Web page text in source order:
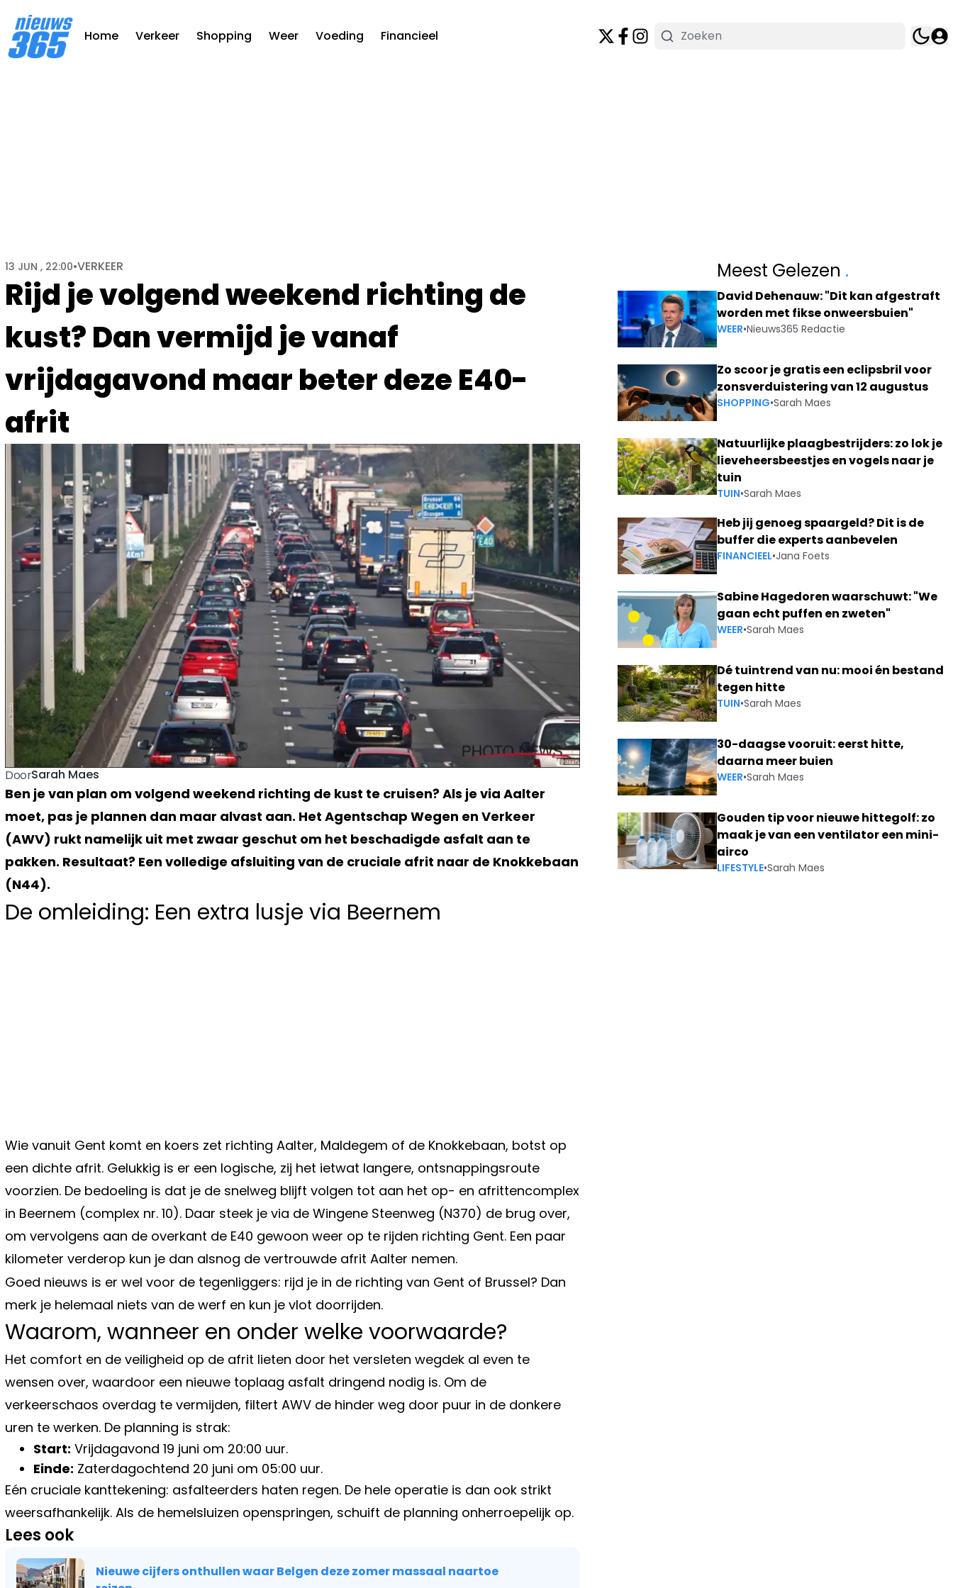
Home Verkeer Shopping Weer Voeding Financieel
Rijd je volgend weekend richting de
kust? Dan vermijd je vanaf
vrijdagavond maar beter deze E40-
afrit
13 JUN , 22:00•VERKEER
DoorSarah Maes
Ben je van plan om volgend weekend richting de kust te cruisen? Als je via Aalter
moet, pas je plannen dan maar alvast aan. Het Agentschap Wegen en Verkeer
(AWV) rukt namelijk uit met zwaar geschut om het beschadigde asfalt aan te
pakken. Resultaat? Een volledige afsluiting van de cruciale afrit naar de Knokkebaan
(N44).
De omleiding: Een extra lusje via Beernem
Wie vanuit Gent komt en koers zet richting Aalter, Maldegem of de Knokkebaan, botst op
een dichte afrit. Gelukkig is er een logische, zij het ietwat langere, ontsnappingsroute
voorzien. De bedoeling is dat je de snelweg blijft volgen tot aan het op- en afrittencomplex
in Beernem (complex nr. 10). Daar steek je via de Wingene Steenweg (N370) de brug over,
om vervolgens aan de overkant de E40 gewoon weer op te rijden richting Gent. Een paar
kilometer verderop kun je dan alsnog de vertrouwde afrit Aalter nemen.
Goed nieuws is er wel voor de tegenliggers: rijd je in de richting van Gent of Brussel? Dan
merk je helemaal niets van de werf en kun je vlot doorrijden.
Waarom, wanneer en onder welke voorwaarde?
Het comfort en de veiligheid op de afrit lieten door het versleten wegdek al even te
wensen over, waardoor een nieuwe toplaag asfalt dringend nodig is. Om de
verkeerschaos overdag te vermijden, filtert AWV de hinder weg door puur in de donkere
uren te werken. De planning is strak:
Start: Vrijdagavond 19 juni om 20:00 uur.
Einde: Zaterdagochtend 20 juni om 05:00 uur.
Eén cruciale kanttekening: asfalteerders haten regen. De hele operatie is dan ook strikt
weersafhankelijk. Als de hemelsluizen openspringen, schuift de planning onherroepelijk op.
Lees ook
Nieuwe cijfers onthullen waar Belgen deze zomer massaal naartoe
Meest Gelezen .
David Dehenauw: "Dit kan afgestraft
worden met fikse onweersbuien"
WEER•Nieuws365 Redactie
Zo scoor je gratis een eclipsbril voor
zonsverduistering van 12 augustus
SHOPPING•Sarah Maes
Natuurlijke plaagbestrijders: zo lok je
lieveheersbeestjes en vogels naar je
tuin
TUIN•Sarah Maes
Heb jij genoeg spaargeld? Dit is de
buffer die experts aanbevelen
FINANCIEEL•Jana Foets
Sabine Hagedoren waarschuwt: "We
gaan echt puffen en zweten"
WEER•Sarah Maes
Dé tuintrend van nu: mooi én bestand
tegen hitte
TUIN•Sarah Maes
30-daagse vooruit: eerst hitte,
daarna meer buien
WEER•Sarah Maes
Gouden tip voor nieuwe hittegolf: zo
maak je van een ventilator een mini-
airco
LIFESTYLE•Sarah Maes